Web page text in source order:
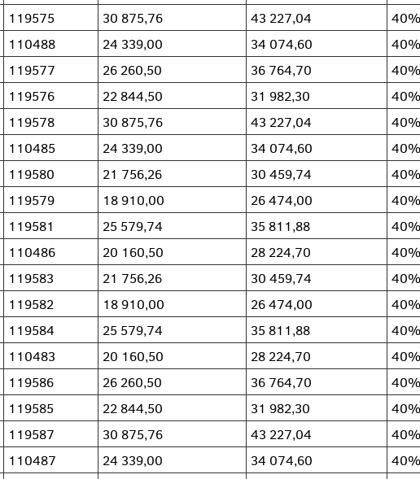
119575 30 875,76 43 227,04
40%
110488 24 339,00 34 074,60
40%
119577 26 260,50 36 764,70
40%
119576 22 844,50 31 982,30
40%
119578 30 875,76 43 227,04
40%
110485 24 339,00 34 074,60
40%
119580 21 756,26 30 459,74
40%
119579 18 910,00 26 474,00
40%
119581 25 579,74 35 811,88
40%
110486 20 160,50 28 224,70
40%
119583 21 756,26 30 459,74
40%
119582 18 910,00 26 474,00
40%
119584 25 579,74 35 811,88
40%
110483 20 160,50 28 224,70
40%
119586 26 260,50 36 764,70
40%
119585 22 844,50 31 982,30
40%
119587 30 875,76 43 227,04
40%
110487 24 339,00 34 074,60
40%